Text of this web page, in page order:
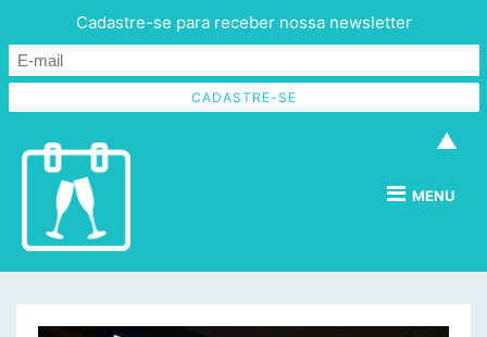
MENU
Cadastre-se para receber nossa newsletter
▲